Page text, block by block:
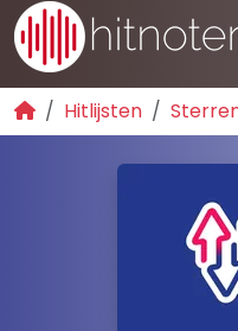
Hitlijsten